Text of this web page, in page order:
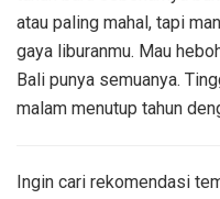
atau paling mahal, tapi
gaya liburanmu. Mau
Bali punya semuanya.
malam menutup tahun
Ingin cari rekomendasi